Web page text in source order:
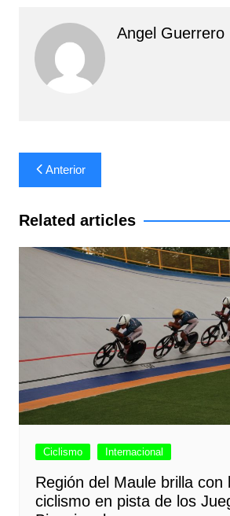
Angel Guerrero
Navegación
de
entradas
Anterior
Related articles
Ciclismo Internacional
Región del Maule brilla con
ciclismo en pista de los